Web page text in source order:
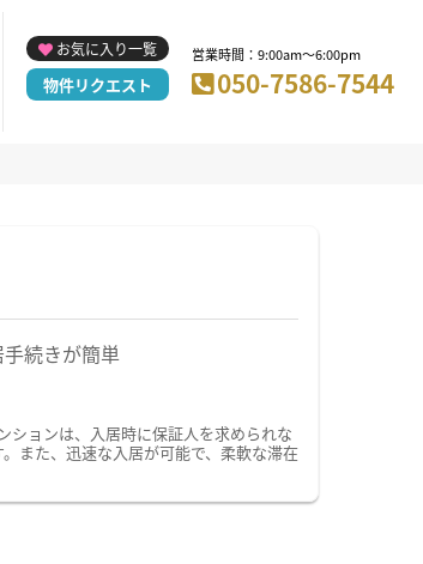
お気に入り一覧
物件リクエスト
営業時間：9:00am～6:00pm
050-7586-7544
手続きが簡単
ションは、入居時に保証人を求められな
また、迅速な入居が可能で、柔軟な滞在